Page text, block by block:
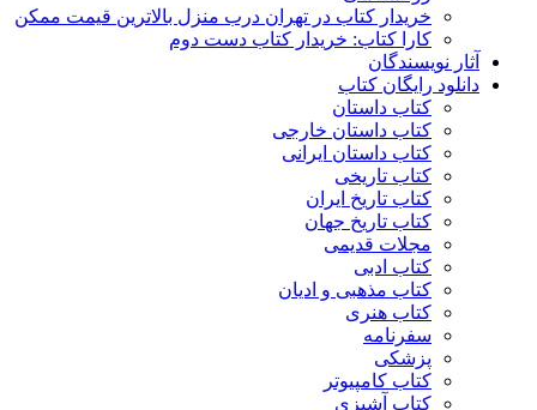
خریدار کتاب در تهران درب منزل بالاترین قیمت ممکن
کارا کتاب: خریدار کتاب دست دوم
آثار نویسندگان
دانلود رایگان کتاب
کتاب داستان
کتاب داستان خارجی
کتاب داستان ایرانی
کتاب تاریخی
کتاب تاریخ ایران
کتاب تاریخ جهان
مجلات قدیمی
کتاب ادبی
کتاب مذهبی و ادیان
کتاب هنری
سفرنامه
پزشکی
کتاب کامپیوتر
کتاب آشپزی